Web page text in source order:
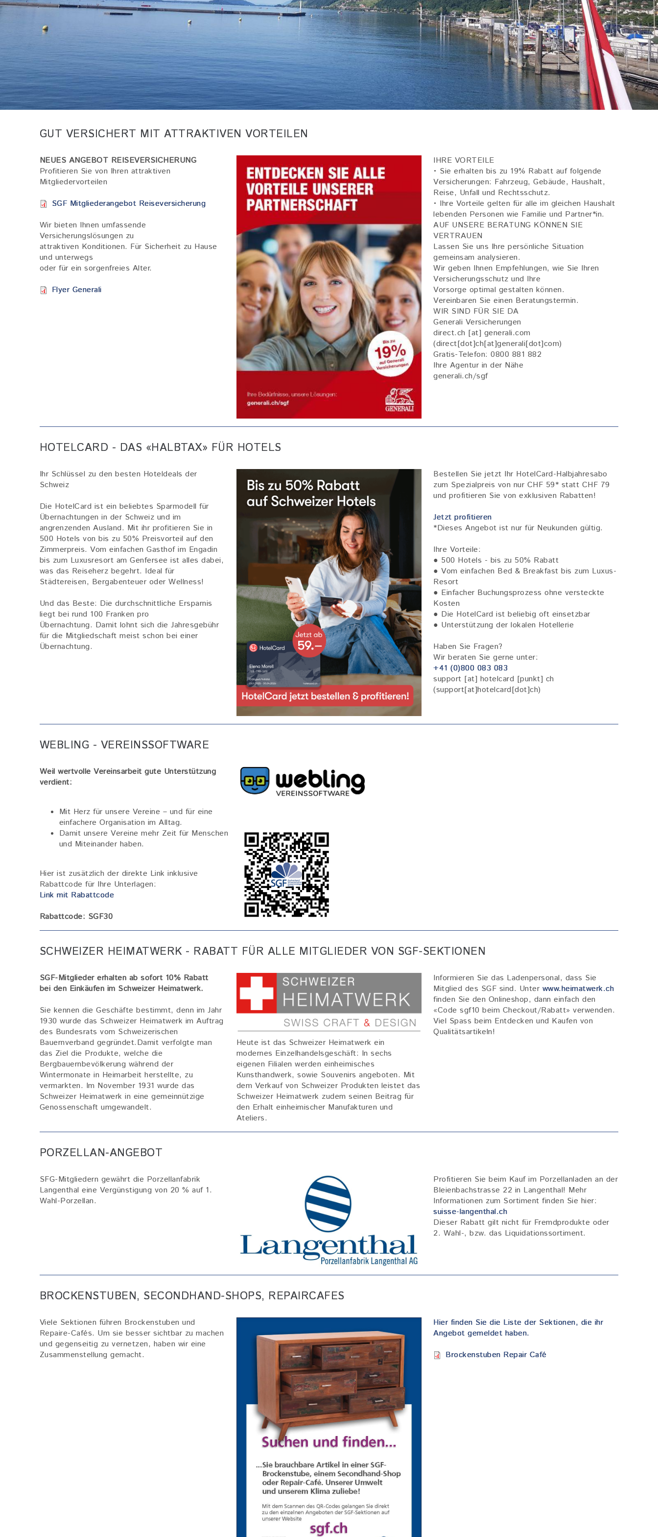
GUT VERSICHERT MIT ATTRAKTIVEN VORTEILEN
NEUES ANGEBOT REISEVERSICHERUNG
Profitieren Sie von Ihren attraktiven
Mitgliedervorteilen
Dokument
SGF Mitgliederangebot Reiseversicherung
Wir bieten Ihnen umfassende
Versicherungslösungen zu
attraktiven Konditionen. Für Sicherheit zu Hause
und unterwegs
oder für ein sorgenfreies Alter.
Dokument
Flyer Generali
IHRE VORTEILE
• Sie erhalten bis zu 19% Rabatt auf folgende
Versicherungen: Fahrzeug, Gebäude, Haushalt,
Reise, Unfall und Rechtsschutz.
• Ihre Vorteile gelten für alle im gleichen Haushalt
lebenden Personen wie Familie und Partner*in.
AUF UNSERE BERATUNG KÖNNEN SIE
VERTRAUEN
Lassen Sie uns Ihre persönliche Situation
gemeinsam analysieren.
Wir geben Ihnen Empfehlungen, wie Sie Ihren
Versicherungsschutz und Ihre
Vorsorge optimal gestalten können.
Vereinbaren Sie einen Beratungstermin.
WIR SIND FÜR SIE DA
Generali Versicherungen
direct.ch [at] generali.com
(direct[dot]ch[at]generali[dot]com)
Gratis-Telefon: 0800 881 882
Ihre Agentur in der Nähe
generali.ch/sgf
HOTELCARD - DAS «HALBTAX» FÜR HOTELS
Ihr Schlüssel zu den besten Hoteldeals der
Schweiz
Die HotelCard ist ein beliebtes Sparmodell für
Übernachtungen in der Schweiz und im
angrenzenden Ausland. Mit ihr profitieren Sie in
500 Hotels von bis zu 50% Preisvorteil auf den
Zimmerpreis. Vom einfachen Gasthof im Engadin
bis zum Luxusresort am Genfersee ist alles dabei,
was das Reiseherz begehrt. Ideal für
Städtereisen, Bergabenteuer oder Wellness!
Und das Beste: Die durchschnittliche Ersparnis
liegt bei rund 100 Franken pro
Übernachtung. Damit lohnt sich die Jahresgebühr
für die Mitgliedschaft meist schon bei einer
Übernachtung.
Bestellen Sie jetzt Ihr HotelCard-Halbjahresabo
zum Spezialpreis von nur CHF 59* statt CHF 79
und profitieren Sie von exklusiven Rabatten!
Jetzt profitieren
*Dieses Angebot ist nur für Neukunden gültig.
Ihre Vorteile:
● 500 Hotels - bis zu 50% Rabatt
● Vom einfachen Bed & Breakfast bis zum Luxus-
Resort
● Einfacher Buchungsprozess ohne versteckte
Kosten
● Die HotelCard ist beliebig oft einsetzbar
● Unterstützung der lokalen Hotellerie
Haben Sie Fragen?
Wir beraten Sie gerne unter:
+41 (0)800 083 083
support [at] hotelcard [punkt] ch
(support[at]hotelcard[dot]ch)
WEBLING - VEREINSSOFTWARE
Weil wertvolle Vereinsarbeit gute Unterstützung
verdient:
Mit Herz für unsere Vereine – und für eine
einfachere Organisation im Alltag.
Damit unsere Vereine mehr Zeit für Menschen
und Miteinander haben.
Hier ist zusätzlich der direkte Link inklusive
Rabattcode für Ihre Unterlagen:
Link mit Rabattcode
Rabattcode: SGF30
Bild
Bild
SCHWEIZER HEIMATWERK - RABATT FÜR ALLE MITGLIEDER VON SGF-SEKTIONEN
SGF-Mitglieder erhalten ab sofort 10% Rabatt
bei den Einkäufen im Schweizer Heimatwerk.
Sie kennen die Geschäfte bestimmt, denn im Jahr
1930 wurde das Schweizer Heimatwerk im Auftrag
des Bundesrats vom Schweizerischen
Bauernverband gegründet.Damit verfolgte man
das Ziel die Produkte, welche die
Bergbauernbevölkerung während der
Wintermonate in Heimarbeit herstellte, zu
vermarkten. Im November 1931 wurde das
Schweizer Heimatwerk in eine gemeinnützige
Genossenschaft umgewandelt.
Heute ist das Schweizer Heimatwerk ein
modernes Einzelhandelsgeschäft: In sechs
eigenen Filialen werden einheimisches
Kunsthandwerk, sowie Souvenirs angeboten. Mit
dem Verkauf von Schweizer Produkten leistet das
Schweizer Heimatwerk zudem seinen Beitrag für
den Erhalt einheimischer Manufakturen und
Ateliers.
Informieren Sie das Ladenpersonal, dass Sie
Mitglied des SGF sind. Unter www.heimatwerk.ch
finden Sie den Onlineshop, dann einfach den
«Code sgf10 beim Checkout/Rabatt» verwenden.
Viel Spass beim Entdecken und Kaufen von
Qualitätsartikeln!
PORZELLAN-ANGEBOT
SFG-Mitgliedern gewährt die Porzellanfabrik
Langenthal eine Vergünstigung von 20 % auf 1.
Wahl-Porzellan.
Profitieren Sie beim Kauf im Porzellanladen an der
Bleienbachstrasse 22 in Langenthal! Mehr
Informationen zum Sortiment finden Sie hier:
suisse-langenthal.ch
Dieser Rabatt gilt nicht für Fremdprodukte oder
2. Wahl-, bzw. das Liquidationssortiment.
BROCKENSTUBEN, SECONDHAND-SHOPS, REPAIRCAFES
Viele Sektionen führen Brockenstuben und
Repaire-Cafés. Um sie besser sichtbar zu machen
und gegenseitig zu vernetzen, haben wir eine
Zusammenstellung gemacht.
Hier finden Sie die Liste der Sektionen, die ihr
Angebot gemeldet haben.
Dokument
Brockenstuben Repair Café